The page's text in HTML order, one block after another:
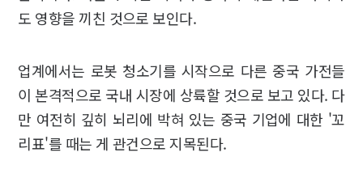
도 영향을 끼친 것으로 보인다.
업계에서는 로봇 청소기를 시작으로 다른 중국 가전들
이 본격적으로 국내 시장에 상륙할 것으로 보고 있다. 다
만 여전히 깊히 뇌리에 박혀 있는 중국 기업에 대한 '꼬
리표'를 때는 게 관건으로 지목된다.